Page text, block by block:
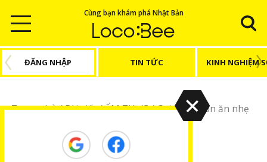
Cùng bạn khám phá Nhật Bản
ĐĂNG NHẬP TIN TỨC KINH NGHIỆM
Trang chủ/Bài viết/ẨM THỰC/Gợi ý các món ăn nhẹ
BÀI VIẾT NỔI BẬT